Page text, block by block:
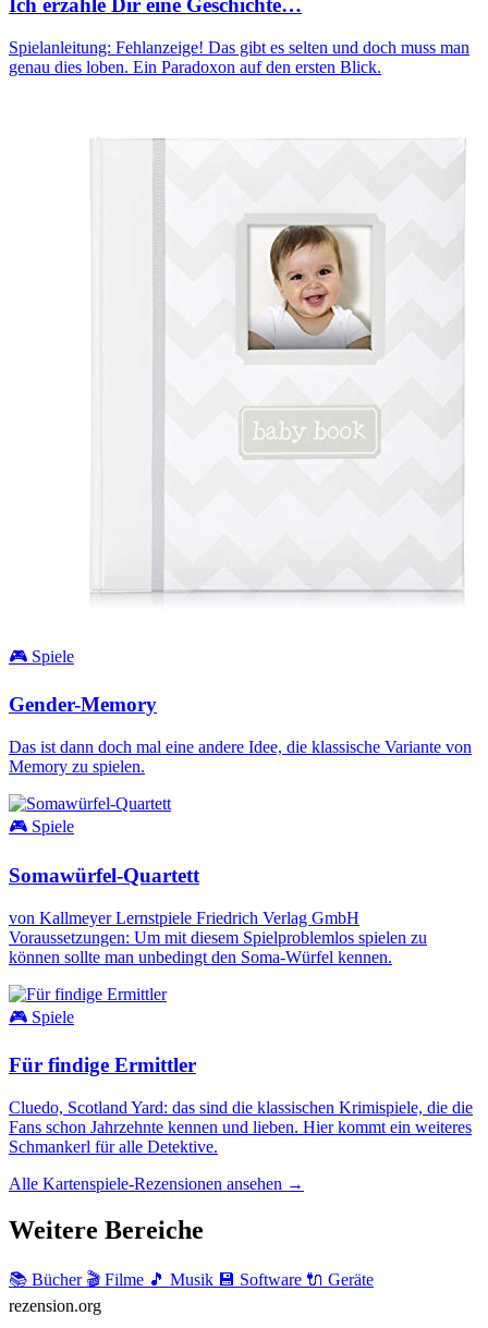
Ich erzähle Dir eine Geschichte…
Spielanleitung: Fehlanzeige! Das gibt es selten und doch muss man
genau dies loben. Ein Paradoxon auf den ersten Blick.
🎮 Spiele
Gender-Memory
Das ist dann doch mal eine andere Idee, die klassische Variante von
Memory zu spielen.
🎮 Spiele
Somawürfel-Quartett
von Kallmeyer Lernstpiele Friedrich Verlag GmbH
Voraussetzungen: Um mit diesem Spielproblemlos spielen zu
können sollte man unbedingt den Soma-Würfel kennen.
🎮 Spiele
Für findige Ermittler
Cluedo, Scotland Yard: das sind die klassischen Krimispiele, die die
Fans schon Jahrzehnte kennen und lieben. Hier kommt ein weiteres
Schmankerl für alle Detektive.
Alle Kartenspiele-Rezensionen ansehen →
Weitere Bereiche
📚 Bücher 🎬 Filme 🎵 Musik 💾 Software 🔌 Geräte
rezension.org